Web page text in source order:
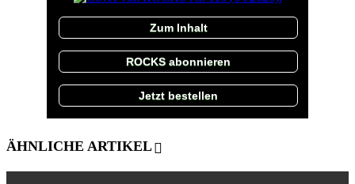
Zum Inhalt
ROCKS abonnieren
Jetzt bestellen
ÄHNLICHE ARTIKEL